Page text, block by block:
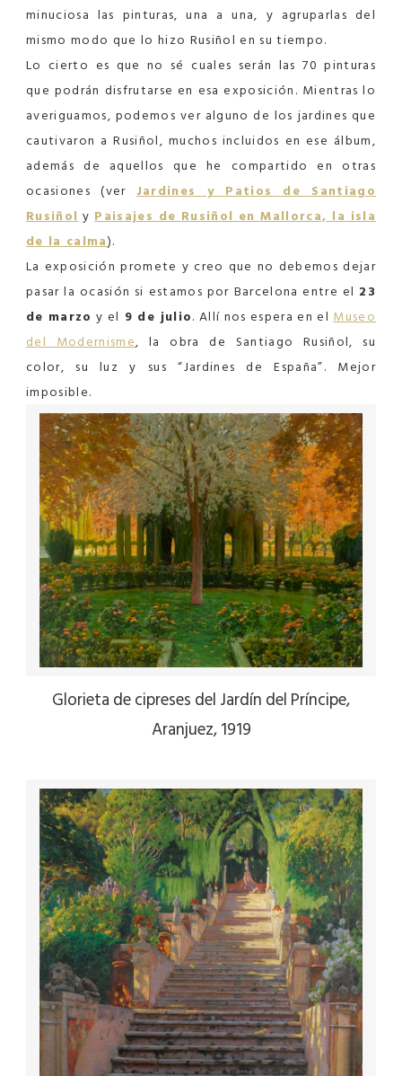
minuciosa las pinturas, una a una, y agruparlas del
mismo modo que lo hizo Rusiñol en su tiempo.
Lo cierto es que no sé cuales serán las 70 pinturas
que podrán disfrutarse en esa exposición. Mientras lo
averiguamos, podemos ver alguno de los jardines que
cautivaron a Rusiñol, muchos incluidos en ese álbum,
además de aquellos que he compartido en otras
ocasiones (verJardines y Patios de Santiago
RusiñolyPaisajes de Rusiñol en Mallorca, la isla
de la calma).
La exposición promete y creo que no debemos dejar
pasar la ocasión si estamos por Barcelona entre el 23
de marzo y el 9 de julio. Allí nos espera en elMuseo
del Modernisme, la obra de Santiago Rusiñol, su
color, su luz y sus “Jardines de España”. Mejor
imposible.
Glorieta de cipreses del Jardín del Príncipe,
Aranjuez, 1919